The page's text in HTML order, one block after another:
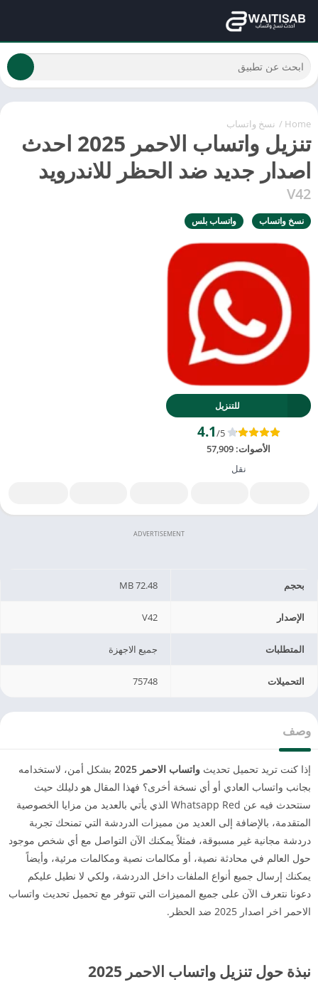
Home
/ نسخ واتساب
تنزيل واتساب الاحمر 2025 احدث
اصدار جديد ضد الحظر للاندرويد
V42
نسخ واتساب واتساب بلس
للتنزيل
4.1/5
الأصوات: 57,909
نقل
ADVERTISEMENT
بحجم 72.48 MB
الإصدار V42
المتطلبات جميع الاجهزة
التحميلات 75748
وصف
إذا كنت تريد تحميل تحديث واتساب الاحمر 2025
بشكل أمن، لاستخدامه
بجانب واتساب العادي أو أي نسخة أخرى؟ فهذا المقال هو دليلك حيث
سنتحدث فيه عن Whatsapp Red الذي يأتي بالعديد من مزايا الخصوصية
المتقدمة، بالإضافة إلى العديد من مميزات الدردشة التي تمنحك تجربة
دردشة مجانية غير مسبوقة، فمثلاً يمكنك الآن التواصل مع أي شخص موجود
حول العالم في محادثة نصية، أو مكالمات نصية ومكالمات مرئية، وأيضاً
يمكنك إرسال جميع أنواع الملفات داخل الدردشة، ولكي لا نطيل عليكم
دعونا نتعرف الآن على جميع المميزات التي تتوفر مع تحميل تحديث واتساب
الاحمر اخر اصدار 2025 ضد الحظر.
نبذة حول تنزيل واتساب الاحمر 2025